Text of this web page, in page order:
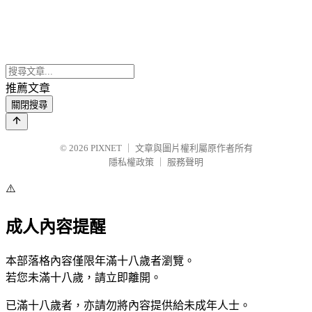
推薦文章
關閉搜尋
© 2026 PIXNET
文章與圖片權利屬原作者所有
隱私權政策
服務聲明
⚠️
成人內容提醒
本部落格內容僅限年滿十八歲者瀏覽。
若您未滿十八歲，請立即離開。
已滿十八歲者，亦請勿將內容提供給未成年人士。